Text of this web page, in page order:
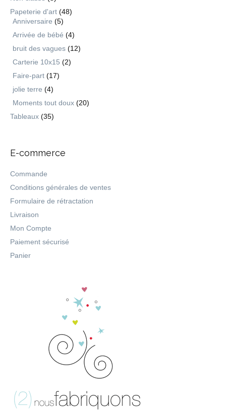
Papeterie d'art (48)
Anniversaire (5)
Arrivée de bébé (4)
bruit des vagues (12)
Carterie 10x15 (2)
Faire-part (17)
jolie terre (4)
Moments tout doux (20)
Tableaux (35)
E-commerce
Commande
Conditions générales de ventes
Formulaire de rétractation
Livraison
Mon Compte
Paiement sécurisé
Panier